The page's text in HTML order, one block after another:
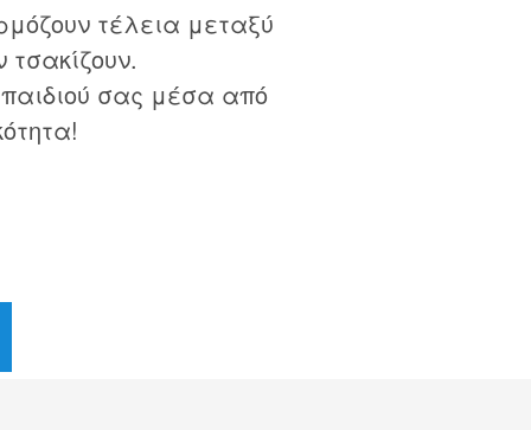
τέλεια μεταξύ
τσακίζουν.
σας μέσα από